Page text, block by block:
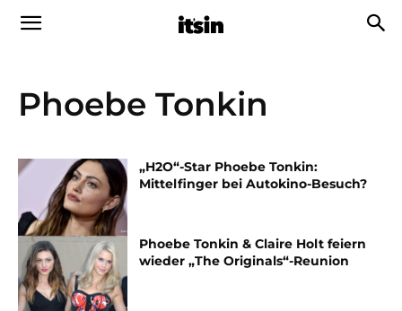
Phoebe Tonkin
„H2O“-Star Phoebe Tonkin:
Mittelfinger bei Autokino-Besuch?
Phoebe Tonkin & Claire Holt feiern
wieder „The Originals“-Reunion